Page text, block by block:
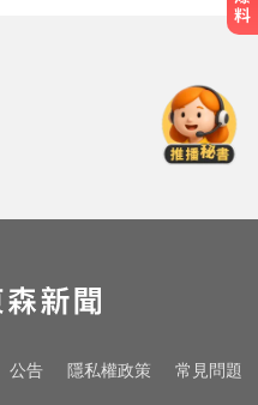
歸來 三菱
3天！費爾柴德
公告 隱私權政策 常見問題